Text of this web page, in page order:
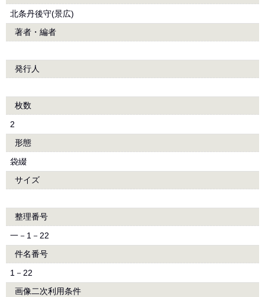
北条丹後守(景広)
著者・編者
発行人
枚数
2
形態
袋綴
サイズ
整理番号
一－1－22
件名番号
1－22
画像二次利用条件